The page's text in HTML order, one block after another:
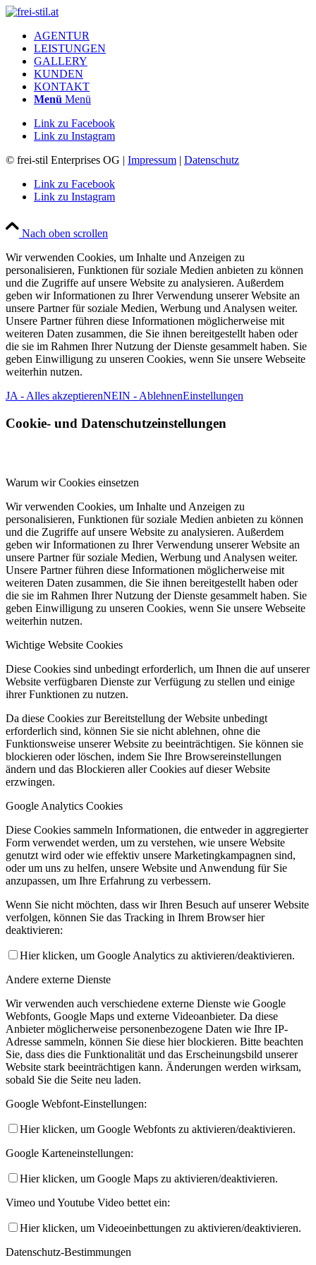
AGENTUR
LEISTUNGEN
GALLERY
KUNDEN
KONTAKT
Menü Menü
Link zu Facebook
Link zu Instagram
© frei-stil Enterprises OG | Impressum | Datenschutz
Link zu Facebook
Link zu Instagram
Nach oben scrollen
Wir verwenden Cookies, um Inhalte und Anzeigen zu
personalisieren, Funktionen für soziale Medien anbieten zu können
und die Zugriffe auf unsere Website zu analysieren. Außerdem
geben wir Informationen zu Ihrer Verwendung unserer Website an
unsere Partner für soziale Medien, Werbung und Analysen weiter.
Unsere Partner führen diese Informationen möglicherweise mit
weiteren Daten zusammen, die Sie ihnen bereitgestellt haben oder
die sie im Rahmen Ihrer Nutzung der Dienste gesammelt haben. Sie
geben Einwilligung zu unseren Cookies, wenn Sie unsere Webseite
weiterhin nutzen.
JA - Alles akzeptierenNEIN - AblehnenEinstellungen
Cookie- und Datenschutzeinstellungen
Warum wir Cookies einsetzen
Wir verwenden Cookies, um Inhalte und Anzeigen zu
personalisieren, Funktionen für soziale Medien anbieten zu können
und die Zugriffe auf unsere Website zu analysieren. Außerdem
geben wir Informationen zu Ihrer Verwendung unserer Website an
unsere Partner für soziale Medien, Werbung und Analysen weiter.
Unsere Partner führen diese Informationen möglicherweise mit
weiteren Daten zusammen, die Sie ihnen bereitgestellt haben oder
die sie im Rahmen Ihrer Nutzung der Dienste gesammelt haben. Sie
geben Einwilligung zu unseren Cookies, wenn Sie unsere Webseite
weiterhin nutzen.
Wichtige Website Cookies
Diese Cookies sind unbedingt erforderlich, um Ihnen die auf unserer
Website verfügbaren Dienste zur Verfügung zu stellen und einige
ihrer Funktionen zu nutzen.
Da diese Cookies zur Bereitstellung der Website unbedingt
erforderlich sind, können Sie sie nicht ablehnen, ohne die
Funktionsweise unserer Website zu beeinträchtigen. Sie können sie
blockieren oder löschen, indem Sie Ihre Browsereinstellungen
ändern und das Blockieren aller Cookies auf dieser Website
erzwingen.
Google Analytics Cookies
Diese Cookies sammeln Informationen, die entweder in aggregierter
Form verwendet werden, um zu verstehen, wie unsere Website
genutzt wird oder wie effektiv unsere Marketingkampagnen sind,
oder um uns zu helfen, unsere Website und Anwendung für Sie
anzupassen, um Ihre Erfahrung zu verbessern.
Wenn Sie nicht möchten, dass wir Ihren Besuch auf unserer Website
verfolgen, können Sie das Tracking in Ihrem Browser hier
deaktivieren:
Hier klicken, um Google Analytics zu aktivieren/deaktivieren.
Andere externe Dienste
Wir verwenden auch verschiedene externe Dienste wie Google
Webfonts, Google Maps und externe Videoanbieter. Da diese
Anbieter möglicherweise personenbezogene Daten wie Ihre IP-
Adresse sammeln, können Sie diese hier blockieren. Bitte beachten
Sie, dass dies die Funktionalität und das Erscheinungsbild unserer
Website stark beeinträchtigen kann. Änderungen werden wirksam,
sobald Sie die Seite neu laden.
Google Webfont-Einstellungen:
Hier klicken, um Google Webfonts zu aktivieren/deaktivieren.
Google Karteneinstellungen:
Hier klicken, um Google Maps zu aktivieren/deaktivieren.
Vimeo und Youtube Video bettet ein:
Hier klicken, um Videoeinbettungen zu aktivieren/deaktivieren.
Datenschutz-Bestimmungen